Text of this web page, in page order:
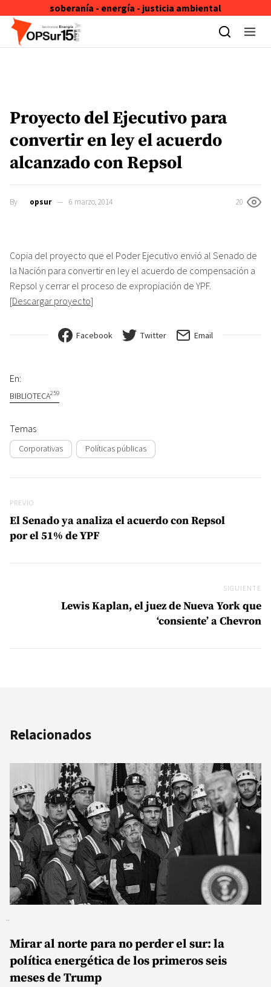
soberanía - energía - justicia ambiental
Skip to content
Proyecto del Ejecutivo para
convertir en ley el acuerdo
alcanzado con Repsol
By opsur 6 marzo, 2014 20
Copia del proyecto que el Poder Ejecutivo envió al Senado de
la Nación para convertir en ley el acuerdo de compensación a
Repsol y cerrar el proceso de expropiación de YPF.
[Descargar proyecto]
Facebook Twitter Email
En:
BIBLIOTECA259
Temas
Corporativas Políticas públicas
Previo
PREVIO
El Senado ya analiza el acuerdo con Repsol
por el 51% de YPF
SIGUIENTE
Lewis Kaplan, el juez de Nueva York que
‘consiente’ a Chevron
Relacionados
Mirar al norte para no perder el sur: la
política energética de los primeros seis
meses de Trump